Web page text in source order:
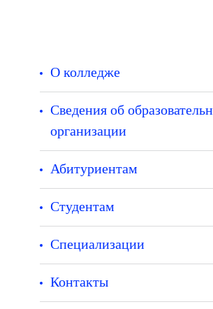
О колледже
Сведения об
организации
Абитуриентам
Студентам
Специализации
Контакты